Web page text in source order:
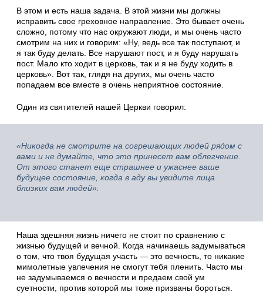
В этом и есть наша задача. В этой жизни мы должны
исправить свое греховное направление. Это бывает очень
сложно, потому что нас окружают люди, и мы очень часто
смотрим на них и говорим: «Ну, ведь все так поступают, и
я так буду делать. Все нарушают пост, и я буду нарушать
пост. Мало кто ходит в церковь, так и я не буду ходить в
церковь». Вот так, глядя на других, мы очень часто
попадаем все вместе в очень неприятное состояние.
Один из святителей нашей Церкви говорил:
«Никогда не смотрите на согрешающих людей рядом с
вами и не думайте, что это принесет вам облегчение.
От этого станет еще страшнее и ужаснее ваше
будущее состояние, когда в аду вы увидите лица
близких вам людей».
Наша здешняя жизнь ничего не стоит по сравнению с
жизнью будущей и вечной. Когда начинаешь задумываться
о том, что твоя будущая участь — это вечность, то никакие
мимолетные увлечения не смогут тебя пленить. Часто мы
не задумываемся о вечности и предаем свой ум
суетности, против которой мы тоже призваны бороться.